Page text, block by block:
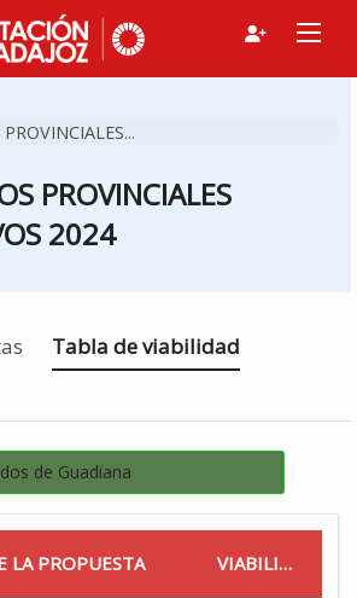
PROVINCIALES
2024
Estás en
Tabla de viabilidad
de Guadiana
LA PROPUESTA VIABILIDAD